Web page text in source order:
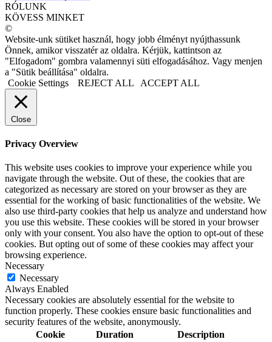
RÓLUNK
KÖVESS MINKET
©
Website-unk sütiket használ, hogy jobb élményt nyújthassunk
Önnek, amikor visszatér az oldalra. Kérjük, kattintson az
"Elfogadom" gombra valamennyi süti elfogadásához. Vagy menjen
a "Sütik beállítása" oldalra.
Cookie Settings
REJECT ALL ACCEPT ALL
Close
Privacy Overview
This website uses cookies to improve your experience while you
navigate through the website. Out of these, the cookies that are
categorized as necessary are stored on your browser as they are
essential for the working of basic functionalities of the website. We
also use third-party cookies that help us analyze and understand how
you use this website. These cookies will be stored in your browser
only with your consent. You also have the option to opt-out of these
cookies. But opting out of some of these cookies may affect your
browsing experience.
Necessary
Necessary
Always Enabled
Necessary cookies are absolutely essential for the website to
function properly. These cookies ensure basic functionalities and
security features of the website, anonymously.
Cookie
Duration Description